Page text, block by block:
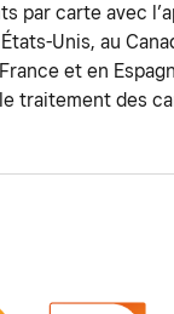
par carte avec
Unis, au
et en
traitement des